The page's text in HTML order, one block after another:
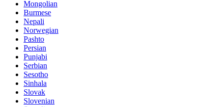
Mongolian
Burmese
Nepali
Norwegian
Pashto
Persian
Punjabi
Serbian
Sesotho
Sinhala
Slovak
Slovenian